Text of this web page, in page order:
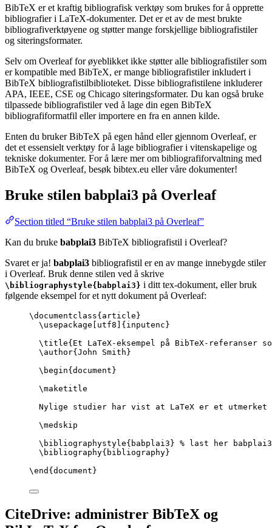
BibTeX er et kraftig bibliografisk verktøy som brukes for å opprette
bibliografier i LaTeX-dokumenter. Det er et av de mest brukte
bibliografiverktøyene og støtter mange forskjellige bibliografistiler
og siteringsformater.
Selv om Overleaf for øyeblikket ikke støtter alle bibliografistiler som
er kompatible med BibTeX, er mange bibliografistiler inkludert i
BibTeX bibliografistilbiblioteket. Disse bibliografistilene inkluderer
APA, IEEE, CSE og Chicago siteringsformater. Du kan også bruke
tilpassede bibliografistiler ved å lage din egen BibTeX
bibliografiformatfil eller importere en fra en annen kilde.
Enten du bruker BibTeX på egen hånd eller gjennom Overleaf, er
det et essensielt verktøy for å lage bibliografier i vitenskapelige og
tekniske dokumenter. For å lære mer om bibliografiforvaltning med
BibTeX og Overleaf, besøk bibtex.eu eller våre dokumenter!
Bruke stilen babplai3 på Overleaf
Section titled “Bruke stilen babplai3 på Overleaf”
Kan du bruke babplai3 BibTeX bibliografistil i Overleaf?
Svaret er ja! babplai3 bibliografistil er en av mange innebygde stiler
i Overleaf. Bruk denne stilen ved å skrive
\bibliographystyle{babplai3} i ditt tex-dokument, eller bruk
følgende eksempel for et nytt dokument på Overleaf:
\documentclass{ article }
\usepackage
utf8 ]{ inputenc }
\title{Et LaTeX-eksempel på BibTeX-
\author{John Smith}
\begin{ document }
\maketitle
Nylige studier har vist at LaTeX er et utmerket
\medskip
\bibliographystyle{babplai3} % last her
\bibliography{bibliography}
\end { document }
CiteDrive: administrer BibTeX og